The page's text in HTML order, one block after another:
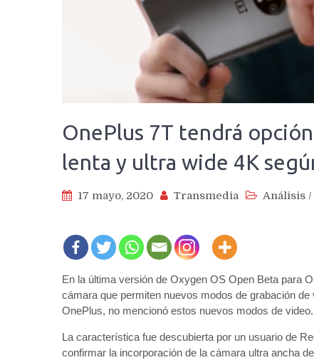
OnePlus 7T tendrá
lenta y ultra wide 4K
17 mayo, 2020 Transmedia Análisis /
En la última versión de Oxygen OS Open Beta para
cámara que permiten nuevos modos de grabación
OnePlus, no mencionó estos nuevos modos de video.
La característica fue descubierta por un usuario de
confirmar la incorporación de la cámara ultra ancha